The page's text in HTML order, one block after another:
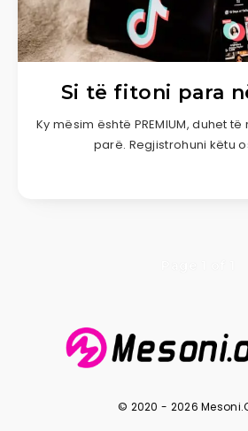
Si të fitoni para
Ky mësim është PREMIUM, duhet
parë. Regjistrohuni këtu
© 2020 - 2026